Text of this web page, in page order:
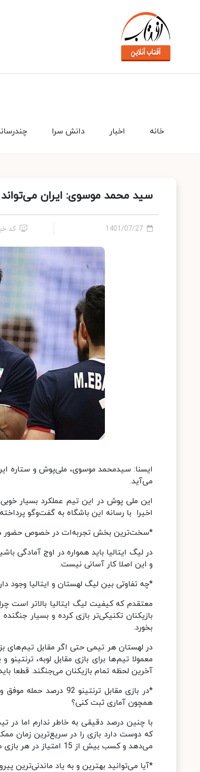
دانش سرا اخبار خانه
سید محمد موسوی: ایران
1401/07/27 کد خبر :
ایسنا: سیدمحمد موسوی، ملی‌پوش و ستاره
می‌آید.
این ملی پوش در این تیم عملکرد بسیار
اخیرا با رسانه این باشگاه به گفت‌وگو
*سخت‌ترین بخش تجربه‌ات در خصوص حضور در
در لیگ ایتالیا باید همواره در اوج آمادگی
و این اصلا کار آسانی نیست.
*چه تفاوتی بین لیگ لهستان و ایتالیا وجود
معتقدم که کیفیت لیگ ایتالیا بالاتر است
بازیکنان تکنیکی‌تر بازی کرده و بسیار
بخورد.
در لهستان هر تیمی حتی اگر مقابل تیم‌های
معمولا تیم‌ها برای بازی مقابل لوبه،
آخرین لحظه تمام بازیکنان می‌جنگند. قطعا
*در بازی مقابل
همچون آماری ثبت کنی؟
با چنین درصد دقیقی به خاطر ندارم اما در
که دوست دارد بازی را در سریع‌ترین زمان
می‌دهد و کسب بیش از 15 امتیاز در هر بازی طبیعی است.
*آیا می‌توانید بهترین و به یاد ماندنی‌ترین